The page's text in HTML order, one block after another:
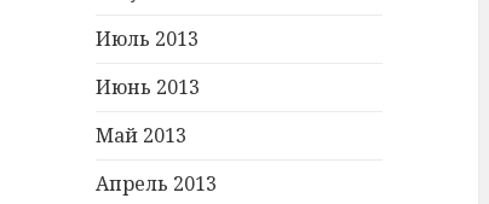
Июль 2013
Июнь 2013
Май 2013
Апрель 2013